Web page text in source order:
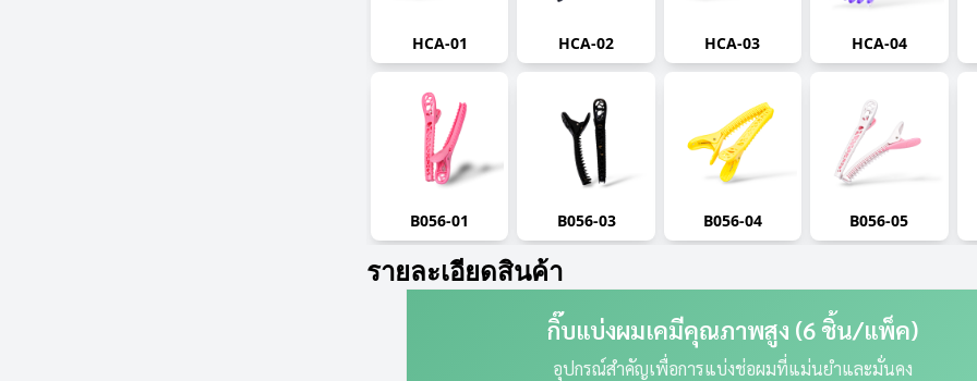
HCA-01 HCA-02 HCA-03 HCA-04
B056-01 B056-03 B056-04 B056-05
รายละเอียดสินค้า
กิ๊บแบ่งผมเคมีคุณภาพสูง (6 ชิ้น/แพ็ค)
อุปกรณ์สำคัญเพื่อการแบ่งช่อผมที่แม่นยำและมั่นคง